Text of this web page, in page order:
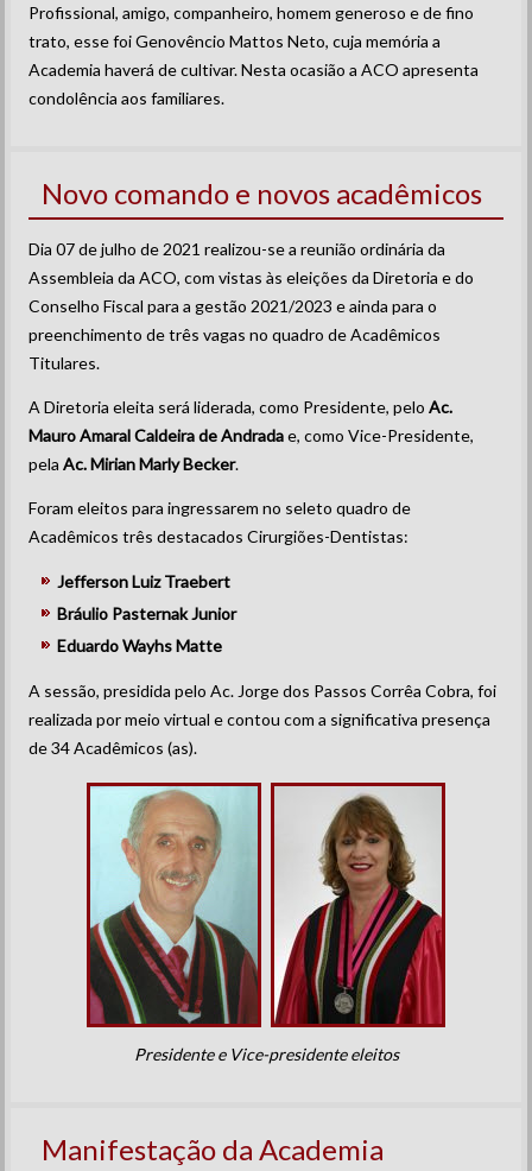
Profissional, amigo, companheiro, homem generoso e de fino
trato, esse foi Genovêncio Mattos Neto, cuja memória a
Academia haverá de cultivar. Nesta ocasião a ACO apresenta
condolência aos familiares.
Novo comando e novos acadêmicos
Dia 07 de julho de 2021 realizou-se a reunião ordinária da
Assembleia da ACO, com vistas às eleições da Diretoria e do
Conselho Fiscal para a gestão 2021/2023 e ainda para o
preenchimento de três vagas no quadro de Acadêmicos
Titulares.
A Diretoria eleita será liderada, como Presidente, peloAc.
Mauro Amaral Caldeira de Andradae, como Vice-Presidente,
pelaAc. Mirian Marly Becker.
Foram eleitos para ingressarem no seleto quadro de
Acadêmicos três destacados Cirurgiões-Dentistas:
Jefferson Luiz Traebert
Bráulio Pasternak Junior
Eduardo Wayhs Matte
A sessão, presidida pelo Ac. Jorge dos Passos Corrêa Cobra, foi
realizada por meio virtual e contou com a significativa presença
de 34 Acadêmicos (as).
Presidente e Vice-presidente eleitos
Manifestação da Academia